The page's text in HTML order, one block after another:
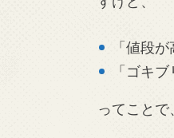
「値段
「ゴキ
ってことで